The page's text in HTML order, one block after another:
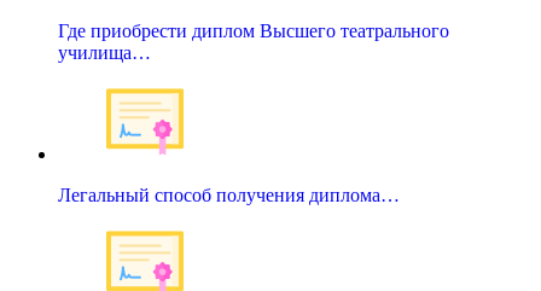
Где приобрести диплом Высшего театрального
училища…
Легальный способ получения диплома…